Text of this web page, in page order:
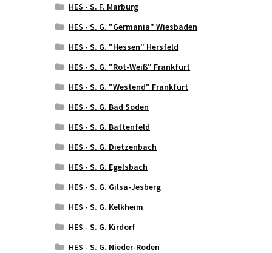
HES - S. F. Marburg
HES - S. G. "Germania" Wiesbaden
HES - S. G. "Hessen" Hersfeld
HES - S. G. "Rot-Weiß" Frankfurt
HES - S. G. "Westend" Frankfurt
HES - S. G. Bad Soden
HES - S. G. Battenfeld
HES - S. G. Dietzenbach
HES - S. G. Egelsbach
HES - S. G. Gilsa-Jesberg
HES - S. G. Kelkheim
HES - S. G. Kirdorf
HES - S. G. Nieder-Roden